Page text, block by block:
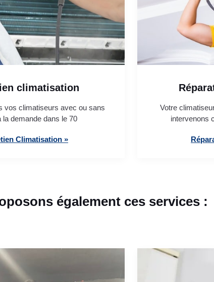
climatisation
vos climatiseurs avec ou sans
la demande dans le 70
Climatisation »
Votre
intervenons
également ces services :